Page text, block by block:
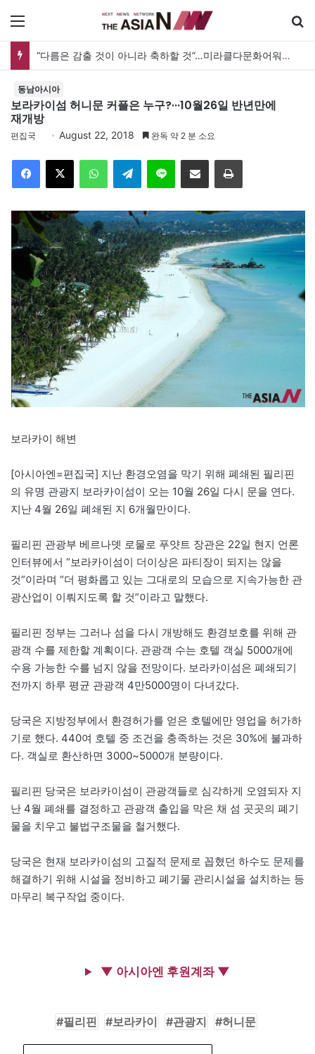
“다름은 감출 것이 아니라 축하할 것”…미라클다문화어워드가 그리는 ‘공존’의 미래
동남아시아
보라카이섬 허니문 커플은 누구?···10월26일 반년만에
재개방
편집국 August 22, 2018 완독 약 2 분 소요
Telegram 이메일
보라카이 해변
[아시아엔=편집국] 지난 환경오염을 막기 위해 폐쇄된 필리핀
의 유명 관광지 보라카이섬이 오는 10월 26일 다시 문을 연다.
지난 4월 26일 폐쇄된 지 6개월만이다.
필리핀 관광부 베르나뎃 로물로 푸얏트 장관은 22일 현지 언론
인터뷰에서 “보라카이섬이 더이상은 파티장이 되지는 않을
것”이라며 “더 평화롭고 있는 그대로의 모습으로 지속가능한 관
광산업이 이뤄지도록 할 것”이라고 말했다.
필리핀 정부는 그러나 섬을 다시 개방해도 환경보호를 위해 관
광객 수를 제한할 계획이다. 관광객 수는 호텔 객실 5000개에
수용 가능한 수를 넘지 않을 전망이다. 보라카이섬은 폐쇄되기
전까지 하루 평균 관광객 4만5000명이 다녀갔다.
당국은 지방정부에서 환경허가를 얻은 호텔에만 영업을 허가하
기로 했다. 440여 호텔 중 조건을 충족하는 것은 30%에 불과하
다. 객실로 환산하면 3000~5000개 분량이다.
필리핀 당국은 보라카이섬이 관광객들로 심각하게 오염되자 지
난 4월 폐쇄를 결정하고 관광객 출입을 막은 채 섬 곳곳의 폐기
물을 치우고 불법구조물을 철거했다.
당국은 현재 보라카이섬의 고질적 문제로 꼽혔던 하수도 문제를
해결하기 위해 시설을 정비하고 폐기물 관리시설을 설치하는 등
마무리 복구작업 중이다.
▼ 아시아엔 후원계좌 ▼
필리핀 보라카이 관광지 허니문